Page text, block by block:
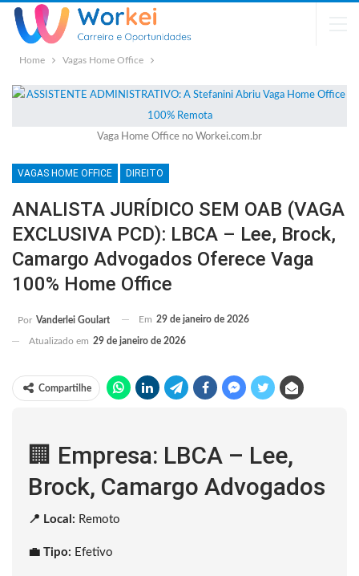
Home Vagas Home Office
Vaga Home Office no Workei.com.br
VAGAS HOME OFFICE DIREITO
ANALISTA JURÍDICO SEM OAB (VAGA
EXCLUSIVA PCD): LBCA – Lee, Brock,
Camargo Advogados Oferece Vaga
100% Home Office
Por Vanderlei Goulart Em 29 de janeiro de 2026
Atualizado em 29 de janeiro de 2026
Compartilhe
🏢 Empresa: LBCA – Lee,
Brock, Camargo Advogados
📍 Local: Remoto
💼 Tipo: Efetivo